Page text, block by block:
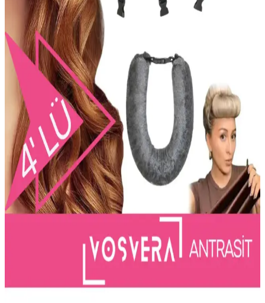
Pantene Aqua Light ve Temel Bakım saç kremleri, içerik,
performans ve sürdürülebilirlik açısından karşılaştırıldı. Her iki ürün
de farklı saç ihtiyaçlarına uygun, hafif ve doğal içeriklerle
güçlendirici özellikler sunuyor.
Ashley Joy Bitkisel Saç Bakım Yağı: Doğal
İçeriklerle Saç Sağlığını Destekleyen Ürün
Ashley Joy Bitkisel Saç Bakım Yağı, doğal içeriklerle saçların
güçlenmesine, parlaklık kazanmasına ve dökülmenin önlenmesine
yardımcı olur. Düzenli kullanımda sağlıklı ve parlak saçlar sağlar.
Dyson Saç Seti: Yenilikçi Teknolojiyle Saç
Bakımında Performans ve Koruma
Dyson saç seti, teknoloji odaklı tasarımıyla saç bakımında hızlı
kurutma ve ısı hasarını azaltma hedefliyor. Ancak, ürün detayları
sınırlı; resmi kaynaklar takip edilmeli.
ve Pratik Kullanım İçin Modern Tasarım
oluşturmayı sağlar, kolay bakım ve kullanım avantajı sunar.